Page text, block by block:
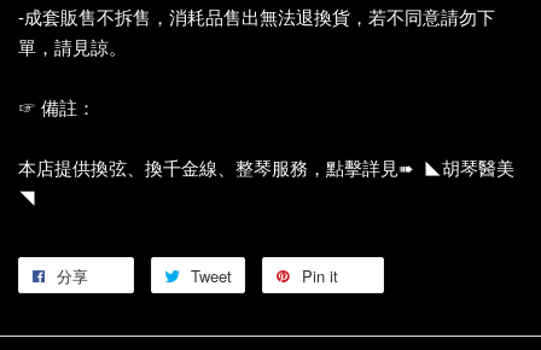
-成套販售不拆售，消耗品售出無法退換貨，若不同意請勿下
單，請見諒。
☞ 備註：
本店提供換弦、換千金線、整琴服務，點擊詳見➠ ◣胡琴醫美
◥
分享 Tweet Pin it